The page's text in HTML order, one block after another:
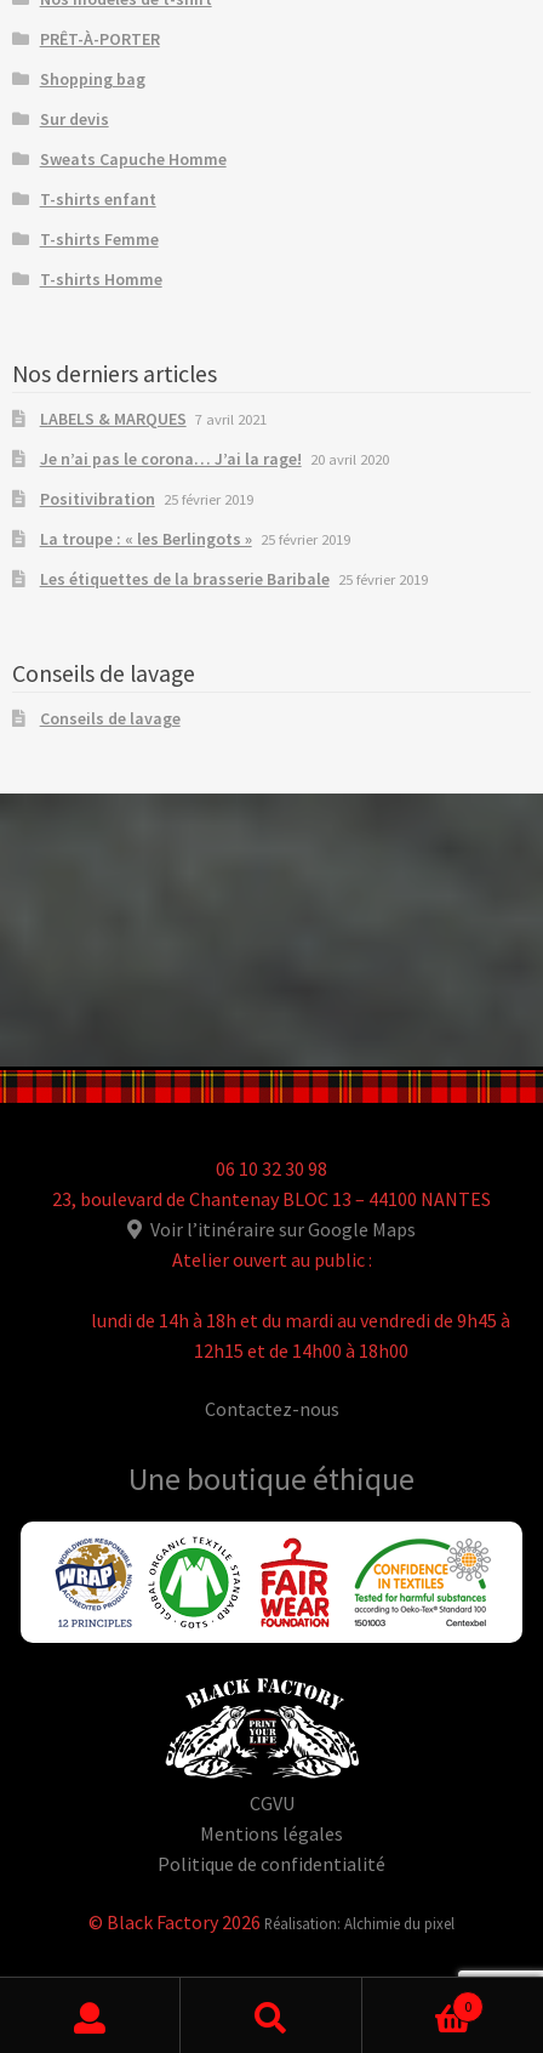
PRÊT-À-PORTER
Shopping bag
Sur devis
Sweats Capuche Homme
T-shirts enfant
T-shirts Femme
T-shirts Homme
Nos derniers articles
LABELS & MARQUES 7 avril 2021
Je n’ai pas le corona… J’ai la rage! 20 avril 2020
Positivibration 25 février 2019
La troupe : « les Berlingots » 25 février 2019
Les étiquettes de la brasserie Baribale 25 février 2019
Conseils de lavage
Conseils de lavage
06 10 32 30 98
23, boulevard de Chantenay BLOC 13 – 44100 NANTES
Voir l’itinéraire sur Google Maps
Atelier ouvert au public :
lundi de 14h à 18h et du mardi au vendredi de 9h45 à
12h15 et de 14h00 à 18h00
Contactez-nous
Une boutique éthique
CGVU
Mentions légales
Politique de confidentialité
© Black Factory 2026 Réalisation: Alchimie du pixel
Rechercher un produit 0